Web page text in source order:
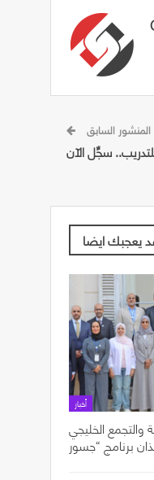
المنشور السابق
سجِّل الآن
يعجبك ايضا
أخبار
والتجمع الخليجي